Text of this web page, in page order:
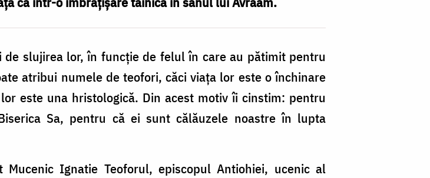
slujirea lor, în funcție de felul în care au pătimit pentru
atribui numele de teofori, căci viața lor este o închinare
este una hristologică. Din acest motiv îi cinstim: pentru
Sa, pentru că ei sunt călăuzele noastre în lupta
Ignatie Teoforul, episcopul Antiohiei, ucenic al